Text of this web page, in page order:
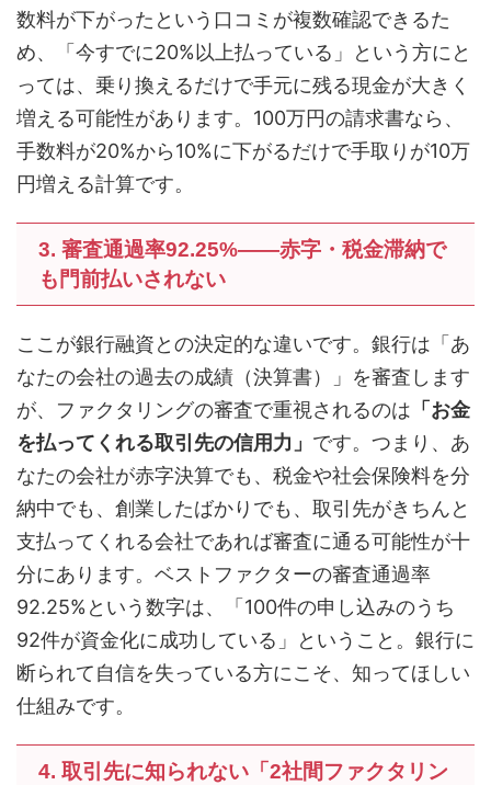
数料が下がったという口コミが複数確認できるた
め、「今すでに20%以上払っている」という方にと
っては、乗り換えるだけで手元に残る現金が大きく
増える可能性があります。100万円の請求書なら、
手数料が20%から10%に下がるだけで手取りが10万
円増える計算です。
3. 審査通過率92.25%――赤字・税金滞納で
も門前払いされない
ここが銀行融資との決定的な違いです。銀行は「あ
なたの会社の過去の成績（決算書）」を審査します
が、ファクタリングの審査で重視されるのは 「お金
を払ってくれる取引先の信用力」 です。つまり、あ
なたの会社が赤字決算でも、税金や社会保険料を分
納中でも、創業したばかりでも、取引先がきちんと
支払ってくれる会社であれば審査に通る可能性が十
分にあります。ベストファクターの審査通過率
92.25%という数字は、「100件の申し込みのうち
92件が資金化に成功している」ということ。銀行に
断られて自信を失っている方にこそ、知ってほしい
仕組みです。
4. 取引先に知られない「2社間ファクタリン